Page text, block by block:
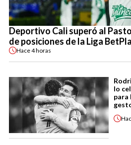
Deportivo Cali superó al
de posiciones de la Liga
Hace4 horas
lo
para